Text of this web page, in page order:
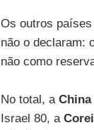
Os outros
não o declaram:
não como
No total, a China
Israel 80, a